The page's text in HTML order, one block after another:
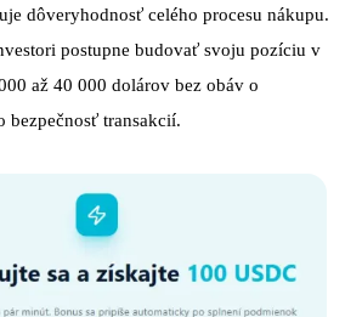
dôveryhodnosť celého procesu nákupu.
postupne budovať svoju pozíciu v
až 40 000 dolárov bez obáv o
bezpečnosť transakcií.